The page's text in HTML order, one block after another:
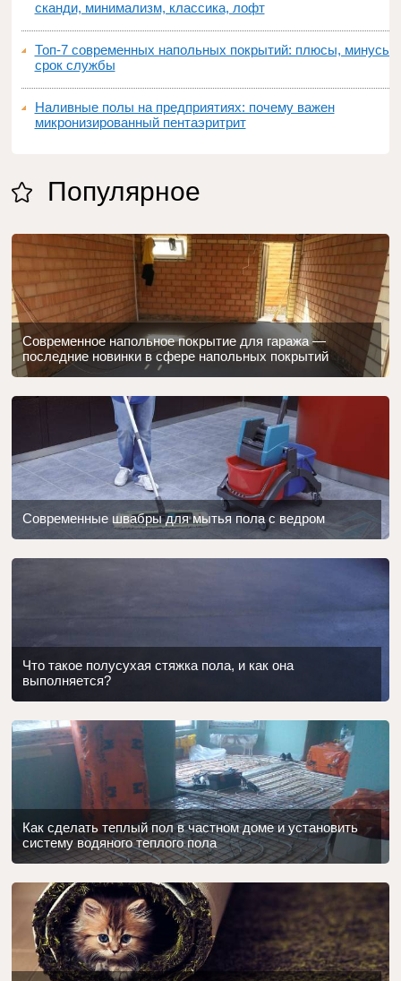
сканди, минимализм, классика, лофт
Топ‑7 современных напольных покрытий: плюсы, минусы,
срок службы
Наливные полы на предприятиях: почему важен
микронизированный пентаэритрит
Популярное
Современное напольное покрытие для гаража —
последние новинки в сфере напольных покрытий
Современные швабры для мытья пола с ведром
Что такое полусухая стяжка пола, и как она
выполняется?
Как сделать теплый пол в частном доме и установить
систему водяного теплого пола